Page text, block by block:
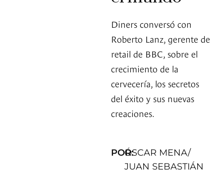
Diners conversó con
Roberto Lanz, gerente de
retail de BBC, sobre el
crecimiento de la
cervecería, los secretos
del éxito y sus nuevas
creaciones.
POR:ÓSCAR MENA/
JUAN SEBASTIÁN